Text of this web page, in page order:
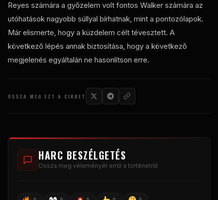
Reyes számára a győzelem volt fontos Walker számára az
utóhatások nagyobb súllyal bírhatnak, mint a pontozólapok.
Már elismerte, hogy a küzdelem célt tévesztett. A
következő lépés annak biztosítása, hogy a következő
megjelenés egyáltalán ne hasonlítson erre.
OSSZA MEG EZT A CIKKET
HARC BESZÉLGETÉS
Ossza meg véleményét erről a történetről